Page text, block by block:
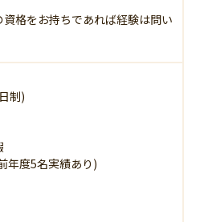
格をお持ちであれば経験は問い
制)
年度5名実績あり)